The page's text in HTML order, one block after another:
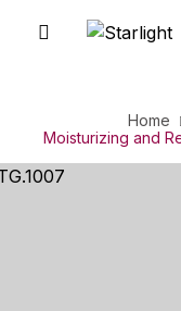
Home
Moisturizing and